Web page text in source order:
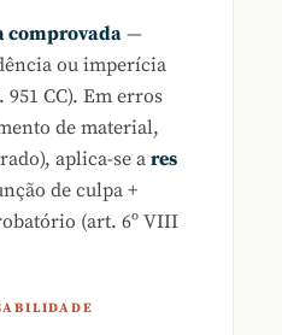
comprovada—
ou imperícia
951 CC). Em erros
de material,
aplica-se a res
de culpa +
(art. 6º VIII